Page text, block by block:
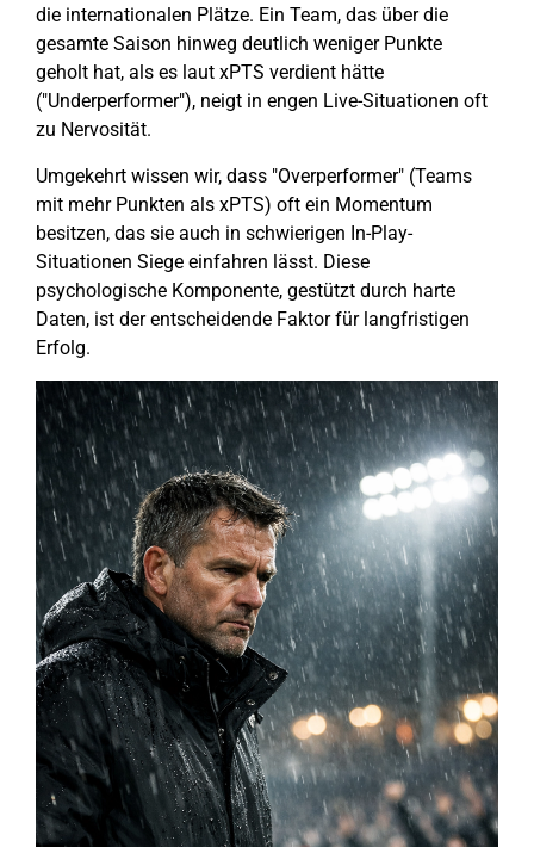
die internationalen Plätze. Ein Team, das über die
gesamte Saison hinweg deutlich weniger Punkte
geholt hat, als es laut xPTS verdient hätte
("Underperformer"), neigt in engen Live-Situationen oft
zu Nervosität.
Umgekehrt wissen wir, dass "Overperformer" (Teams
mit mehr Punkten als xPTS) oft ein Momentum
besitzen, das sie auch in schwierigen In-Play-
Situationen Siege einfahren lässt. Diese
psychologische Komponente, gestützt durch harte
Daten, ist der entscheidende Faktor für langfristigen
Erfolg.